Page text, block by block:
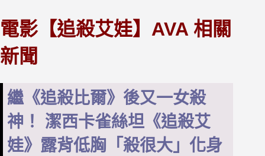
電影【追殺艾娃】AVA 相關
新聞
繼《追殺比爾》後又一女殺
神！ 潔西卡雀絲坦《追殺艾
娃》露背低胸「殺很大」化身